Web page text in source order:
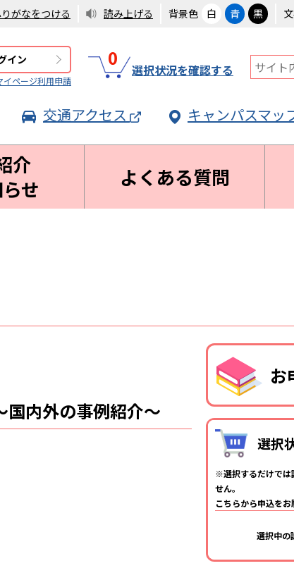
がなをつける 読み上げる 背景色 白 青 黒
イン
ページ利用申請
0 選択状況を確認する
交通アクセス キャンパスマッ
介
せ
よくある質問
国内外の事例紹介～
お
選択
選択するだけでは
せん。
こちらから申込をお
選択中の